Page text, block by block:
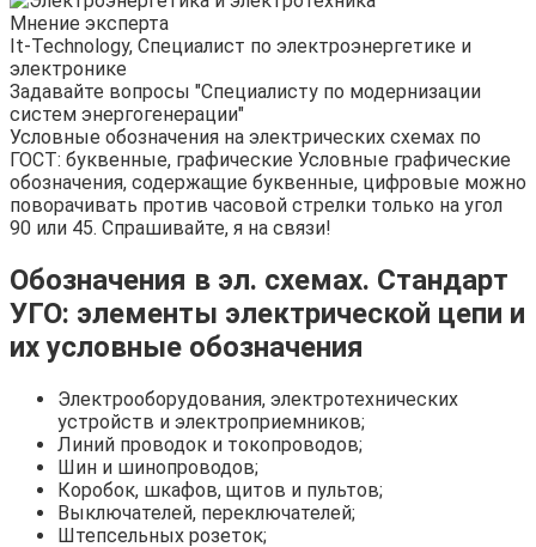
Мнение эксперта
It-Technology, Cпециалист по электроэнергетике и
электронике
Задавайте вопросы "Специалисту по модернизации
систем энергогенерации"
Условные обозначения на электрических схемах по
ГОСТ: буквенные, графические Условные графические
обозначения, содержащие буквенные, цифровые можно
поворачивать против часовой стрелки только на угол
90 или 45. Спрашивайте, я на связи!
Обозначения в эл. схемах. Стандарт
УГО: элементы электрической цепи и
их условные обозначения
Электрооборудования, электротехнических
устройств и электроприемников;
Линий проводок и токопроводов;
Шин и шинопроводов;
Коробок, шкафов, щитов и пультов;
Выключателей, переключателей;
Штепсельных розеток;